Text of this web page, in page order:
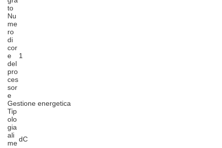
to
Nu
me
ro
di
cor
e
del
pro
ces
sor
e
1
Gestione energetica
Tip
olo
gia
ali
medC